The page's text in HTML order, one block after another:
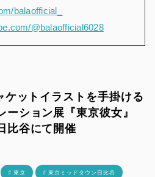
balaofficial_
@balaofficial6028
ットイラストを手掛ける
ション展『東京彼女』
比谷にて開催
# 東京 # 東京ミッドタウン日比谷